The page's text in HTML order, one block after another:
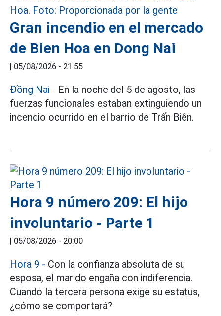
Gran incendio en el mercado
de Bien Hoa en Dong Nai
| 05/08/2026 - 21:55
Đồng Nai - En la noche del 5 de agosto, las
fuerzas funcionales estaban extinguiendo un
incendio ocurrido en el barrio de Trấn Biên.
Hora 9 número 209: El hijo
involuntario - Parte 1
| 05/08/2026 - 20:00
Hora 9 - Con la confianza absoluta de su
esposa, el marido engaña con indiferencia.
Cuando la tercera persona exige su estatus,
¿cómo se comportará?